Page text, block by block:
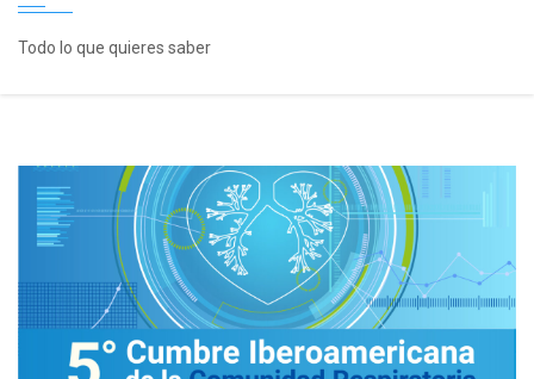
Todo lo que quieres saber